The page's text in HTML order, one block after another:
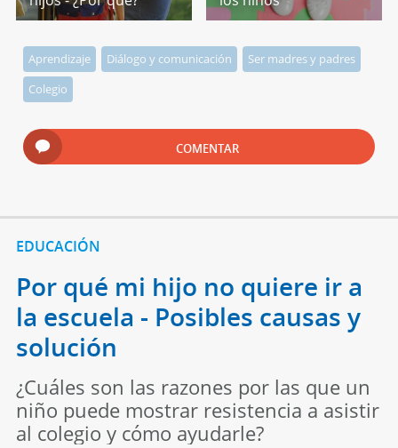
Aprendizaje Diálogo y comunicación
Ser madres y padres
Colegio
COMENTAR
EDUCACIÓN
Por qué mi hijo no quiere ir a
la escuela - Posibles causas y
solución
¿Cuáles son las razones por las que un
niño puede mostrar resistencia a asistir
al colegio y cómo ayudarle?